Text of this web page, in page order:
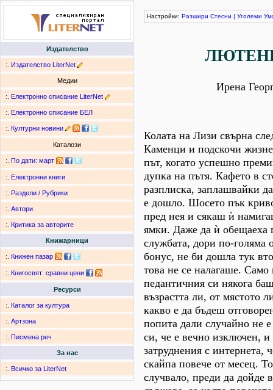
Издателство
:. Издателство LiterNet
Медии
:. Електронно списание LiterNet
:. Електронно списание БЕЛ
:. Културни новини
Каталози
:. По дати: март
:. Електронни книги
:. Раздели / Рубрики
:. Автори
:. Критика за авторите
Книжарници
:. Книжен пазар
:. Книгосвят: сравни цени
Ресурси
:. Каталог за култура
:. Артзона
:. Писмена реч
За нас
:. Всичко за LiterNet
Настройки: Разшири Стесни | Уголеми
Ирена
Колата на Лизи свърна
Каменци и подскочи
път, когато успешно
дупка на пътя. Кафето в
разплиска, заплашвайки
е дошло. Шосето пък
пред нея и сякаш ѝ
ямки. Даже да ѝ обещаеха
службата, дори по-голяма
бонус, не би дошла тук
това не се налагаше.
педантичния си някога
възрастта ли, от мястото
какво е да бъдеш
попита дали случайно не
си, че е вечно изключен,
затруднения с интернета,
скайпа повече от месец.
случвало, преди да дойде